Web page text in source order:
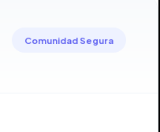
Comunidad Segura